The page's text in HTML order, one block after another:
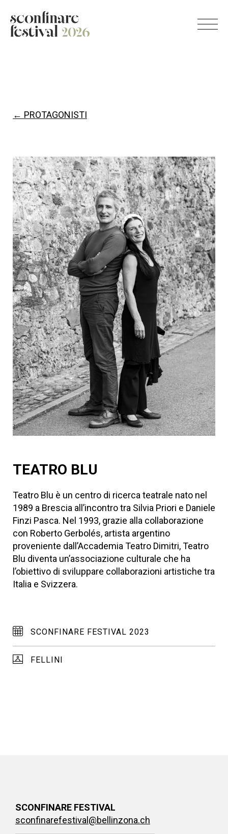
← PROTAGONISTI
TEATRO BLU
Teatro Blu è un centro di ricerca teatrale nato nel
1989 a Brescia all’incontro tra Silvia Priori e Daniele
Finzi Pasca. Nel 1993, grazie alla collaborazione
con Roberto Gerbolés, artista argentino
proveniente dall’Accademia Teatro Dimitri, Teatro
Blu diventa un’associazione culturale che ha
l’obiettivo di sviluppare collaborazioni artistiche tra
Italia e Svizzera.
SCONFINARE FESTIVAL 2023
FELLINI
SCONFINARE FESTIVAL
sconfinarefestival@bellinzona.ch